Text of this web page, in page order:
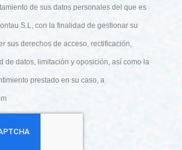
de sus datos personales del que es
S.L, con la finalidad de gestionar su
sus derechos de acceso, rectificación,
de datos, limitación y oposición, así como la
prestado en su caso, a